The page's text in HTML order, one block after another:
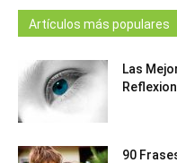
Artículos más populares
Las
90